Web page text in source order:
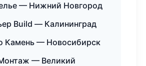
— Нижний Новгород
Build — Калининград
Камень — Новосибирск
— Великий